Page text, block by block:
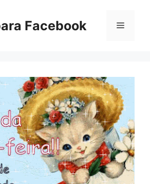
Facebook Menu